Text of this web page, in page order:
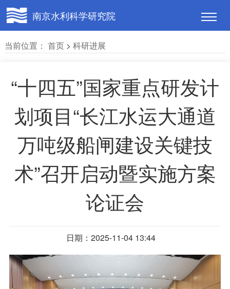
南京水利科学研究院
当前位置： 首页> 科研进展
“十四五”国家重点研发计
划项目“长江水运大通道
万吨级船闸建设关键技
术”召开启动暨实施方案
论证会
日期：2025-11-04 13:44